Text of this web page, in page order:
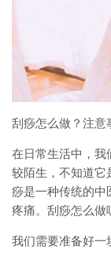
刮痧怎么做？注意
在日常生活中，我
较陌生，不知道它
痧是一种传统的中
疼痛。刮痧怎么做
我们需要准备好一